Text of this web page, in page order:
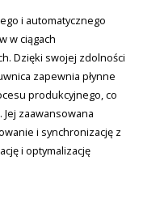
i automatycznego
w ciągach
Dzięki swojej zdolności
zapewnia płynne
produkcyjnego, co
zaawansowana
i synchronizację z
i optymalizację